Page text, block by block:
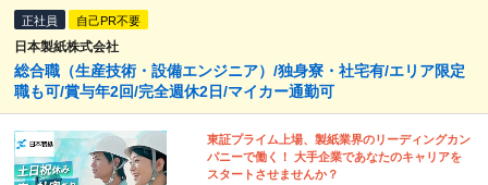
正社員 自己PR不要
日本製紙株式会社
総合職（生産技術・設備エンジニア）/独身寮・社宅有/エリア限定
職も可/賞与年2回/完全週休2日/マイカー通勤可
東証プライム上場、製紙業界のリーディングカン
パニーで働く！ 大手企業であなたのキャリアを
スタートさせませんか？